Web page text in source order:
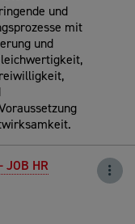
und
mit
und
JOB HR